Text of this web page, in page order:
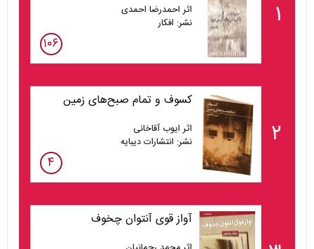
۱
اثر احمدرضا احمدی
نشر: افکار
۱۰۶
۲
کسوف و تمام صبح‌های زمین
اثر ایوب آقاخانی
نشر: انتشارات دیبایه
۴
آواز قوی آنتوان چخوف